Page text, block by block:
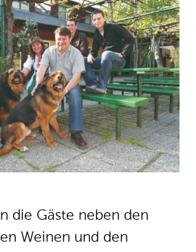
die Gäste neben den
Weinen und den